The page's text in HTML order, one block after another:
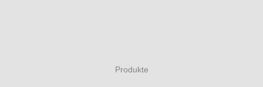
Produkte